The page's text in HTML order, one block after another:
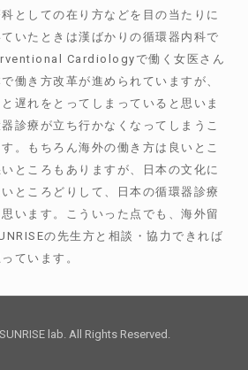
としての在り方などを目の当たりに
いたときは漢ばかりの循環器内科で
Cardiologyで働く女医さん
働き方改革が進められていますが、
遅れをとってしまっていると思いま
診療が立ち行かなくなってしまうこ
。もちろん海外の働き方は良いとこ
ところもありますが、日本の文化に
ところどりして、日本の循環器診療
います。こういった点でも、海外留
の先生方と相談・協力できれば
ています。
lab. All Rights Reserved.